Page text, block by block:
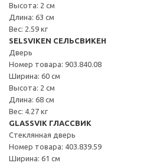
Высота: 2 см
Длина: 63 см
Вес: 2.59 кг
SELSVIKEN СЕЛЬСВИКЕН
Дверь
Номер товара: 903.840.08
Ширина: 60 см
Высота: 2 см
Длина: 68 см
Вес: 4.27 кг
GLASSVIK ГЛАССВИК
Стеклянная дверь
Номер товара: 403.839.59
Ширина: 61 см